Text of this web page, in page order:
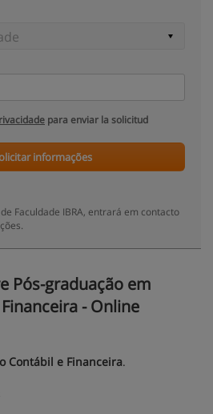
para enviar la solicitud
informações
Faculdade IBRA, entrará em contacto
Pós-graduação em
- Online
Contábil e Financeira.